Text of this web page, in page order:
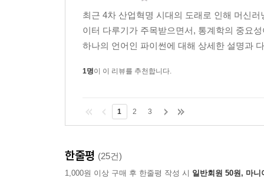
최근 4차 산업혁명 시대의 도래로 인해 머신
이터 다루기가 주목받으면서, 통계학의 중요
하나의 언어인 파이썬에 대해 상세한 설명과
1명이 이 리뷰를 추천합니다.
1 2 3
한줄평 (25건)
1,000원 이상 구매 후 한줄평 작성 시 일반회원 50원, 마니